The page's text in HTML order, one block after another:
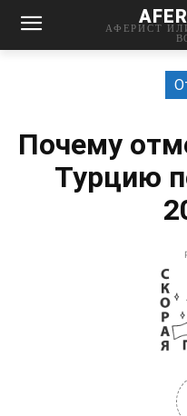
АФЕРИСТ
Почему
Турцию